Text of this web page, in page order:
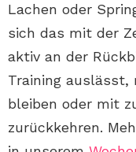
Lachen oder
sich das mit der
aktiv an der
Training auslässt,
bleiben oder mit
zurückkehren.